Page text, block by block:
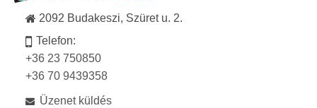
2092 Budakeszi, Szüret u. 2.
Telefon:
+36 23 750850
+36 70 9439358
Üzenet küldés